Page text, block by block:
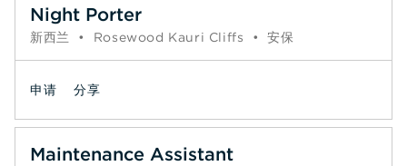
Night Porter
新西兰 • Rosewood Kauri Cliffs • 安保
申请 分享
Maintenance Assistant